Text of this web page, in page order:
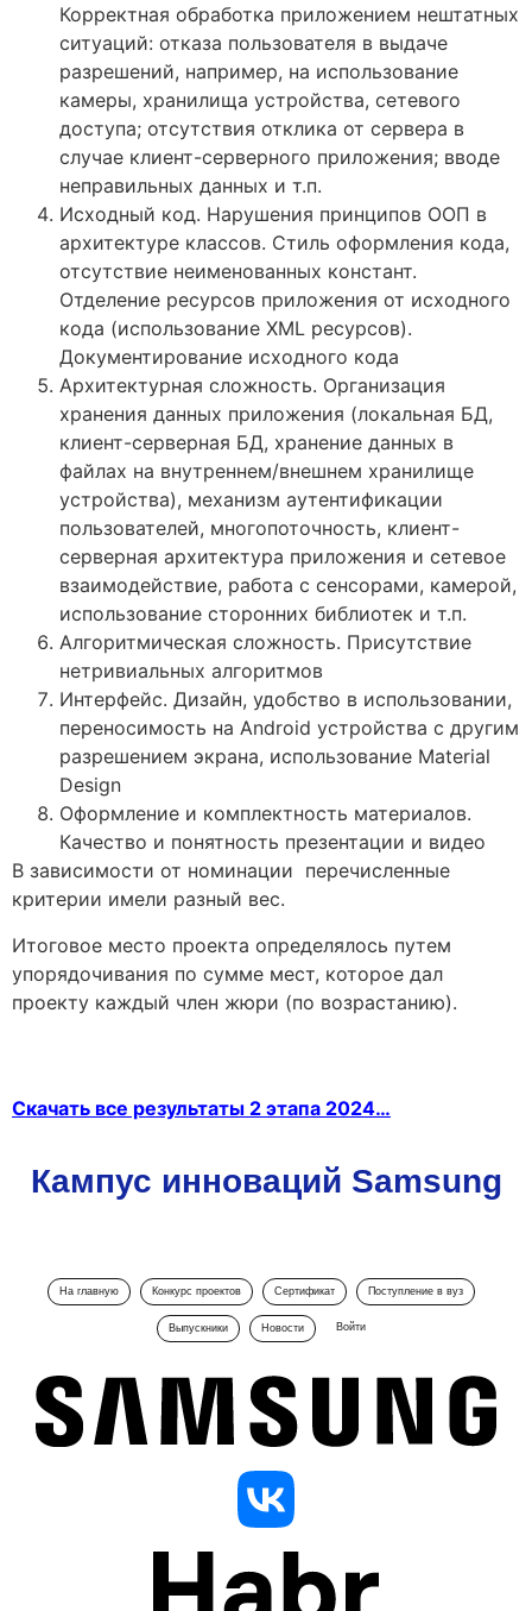
Корректная обработка приложением нештатных
ситуаций: отказа пользователя в выдаче
разрешений, например, на использование
камеры, хранилища устройства, сетевого
доступа; отсутствия отклика от сервера в
случае клиент-серверного приложения; вводе
неправильных данных и т.п.
Исходный код. Нарушения принципов ООП в
архитектуре классов. Стиль оформления кода,
отсутствие неименованных констант.
Отделение ресурсов приложения от исходного
кода (использование XML ресурсов).
Документирование исходного кода
Архитектурная сложность. Организация
хранения данных приложения (локальная БД,
клиент-серверная БД, хранение данных в
файлах на внутреннем/внешнем хранилище
устройства), механизм аутентификации
пользователей, многопоточность, клиент-
серверная архитектура приложения и сетевое
взаимодействие, работа с сенсорами, камерой,
использование сторонних библиотек и т.п.
Алгоритмическая сложность. Присутствие
нетривиальных алгоритмов
Интерфейс. Дизайн, удобство в использовании,
переносимость на Android устройства с другим
разрешением экрана, использование Material
Design
Оформление и комплектность материалов.
Качество и понятность презентации и видео
В зависимости от номинации перечисленные
критерии имели разный вес.
Итоговое место проекта определялось путем
упорядочивания по сумме мест, которое дал
проекту каждый член жюри (по возрастанию).
Скачать все результаты 2 этапа 2024…
Кампус инноваций Samsung
На главную Конкурс проектов Сертификат Поступление в вуз
Выпускники Новости Войти